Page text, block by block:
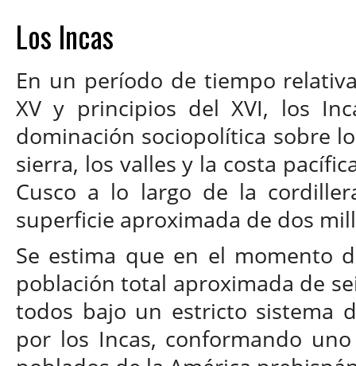
Los Incas
En un período de tiempo
XV y principios del XVI, los
dominación sociopolítica sobre
sierra, los valles y la costa
Cusco a lo largo de la
superficie aproximada de dos
Se estima que en el momento
población total aproximada de
todos bajo un estricto sistema
por los Incas, conformando